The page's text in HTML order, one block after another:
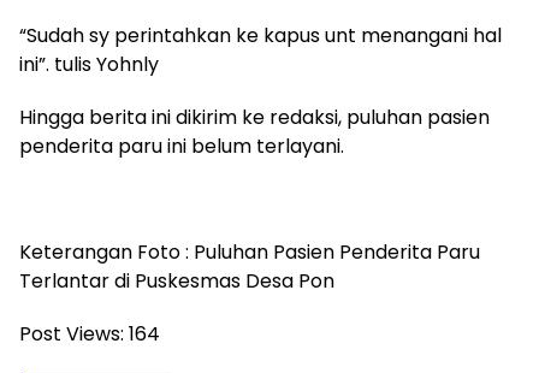
“Sudah sy perintahkan ke kapus unt menangani hal
ini”. tulis Yohnly
Hingga berita ini dikirim ke redaksi, puluhan pasien
penderita paru ini belum terlayani.
Keterangan Foto : Puluhan Pasien Penderita Paru
Terlantar di Puskesmas Desa Pon
Post Views: 164